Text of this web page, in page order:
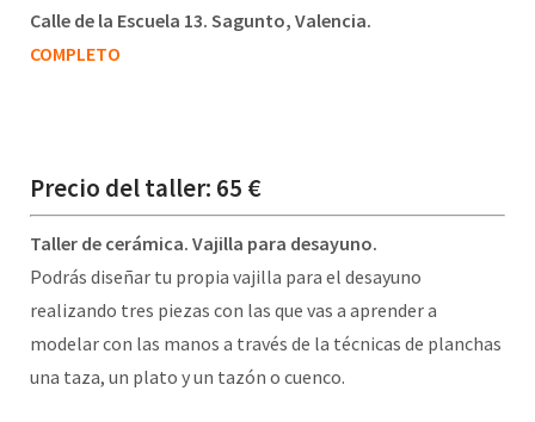
Calle de la Escuela 13. Sagunto, Valencia.
COMPLETO
Precio del taller: 65 €
Taller de cerámica. Vajilla para desayuno.
Podrás diseñar tu propia vajilla para el desayuno
realizando tres piezas con las que vas a aprender a
modelar con las manos a través de la técnicas de planchas
una taza, un plato y un tazón o cuenco.